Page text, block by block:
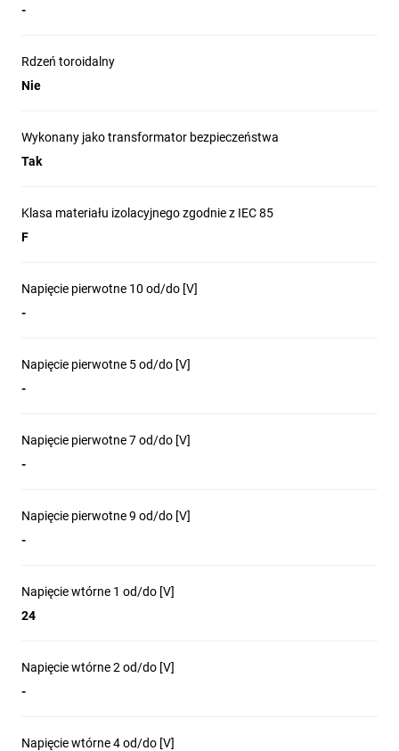
-
Rdzeń toroidalny
Nie
Wykonany jako transformator bezpieczeństwa
Tak
Klasa materiału izolacyjnego zgodnie z IEC 85
F
Napięcie pierwotne 10 od/do [V]
-
Napięcie pierwotne 5 od/do [V]
-
Napięcie pierwotne 7 od/do [V]
-
Napięcie pierwotne 9 od/do [V]
-
Napięcie wtórne 1 od/do [V]
24
Napięcie wtórne 2 od/do [V]
-
Napięcie wtórne 4 od/do [V]